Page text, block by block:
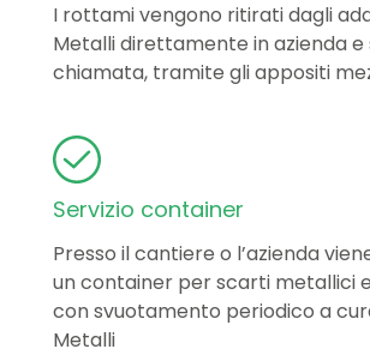
I rottami vengono ritirati dagli
Metalli direttamente in azienda e
chiamata, tramite gli appositi
Servizio container
Presso il cantiere o l’azienda
un container per scarti metallici
con svuotamento periodico a
Metalli